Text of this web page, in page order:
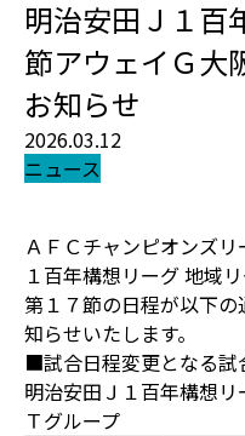
明治安田Ｊ１
節アウェイＧ
お知らせ
2026.03.12
ニュース
ＡＦＣチャンピオンズ
１百年構想リーグ 地域
第１７節の日程が以下
知らせいたします。
■試合日程変更となる試
明治安田Ｊ１百年構想
Ｔグループ